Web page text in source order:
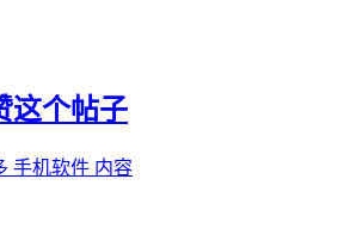
这个帖子
手机软件 内容